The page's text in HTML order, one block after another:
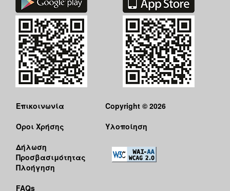
Επικοινωνία
Όροι Χρήσης
Δήλωση
Προσβασιμότητας
Πλοήγηση
FAQs
Copyright © 2026
Υλοποίηση